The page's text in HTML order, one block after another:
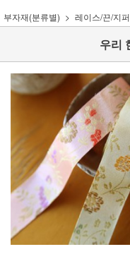
부자재(분류별) 레이스/끈/지퍼
우리